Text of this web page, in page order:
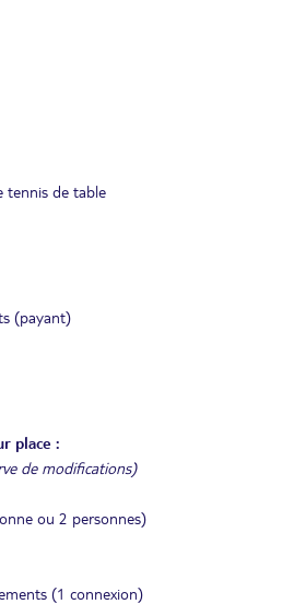
tennis de table
(payant)
place :
de modifications)
ou 2 personnes)
(1 connexion)